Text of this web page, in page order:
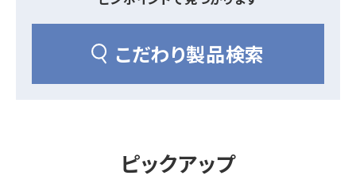
印刷
領収書
A4横3つ折 A4横・縦4つ折
114×162
B5横3つ折
98×190
こだわり製品検索
ピックアップ